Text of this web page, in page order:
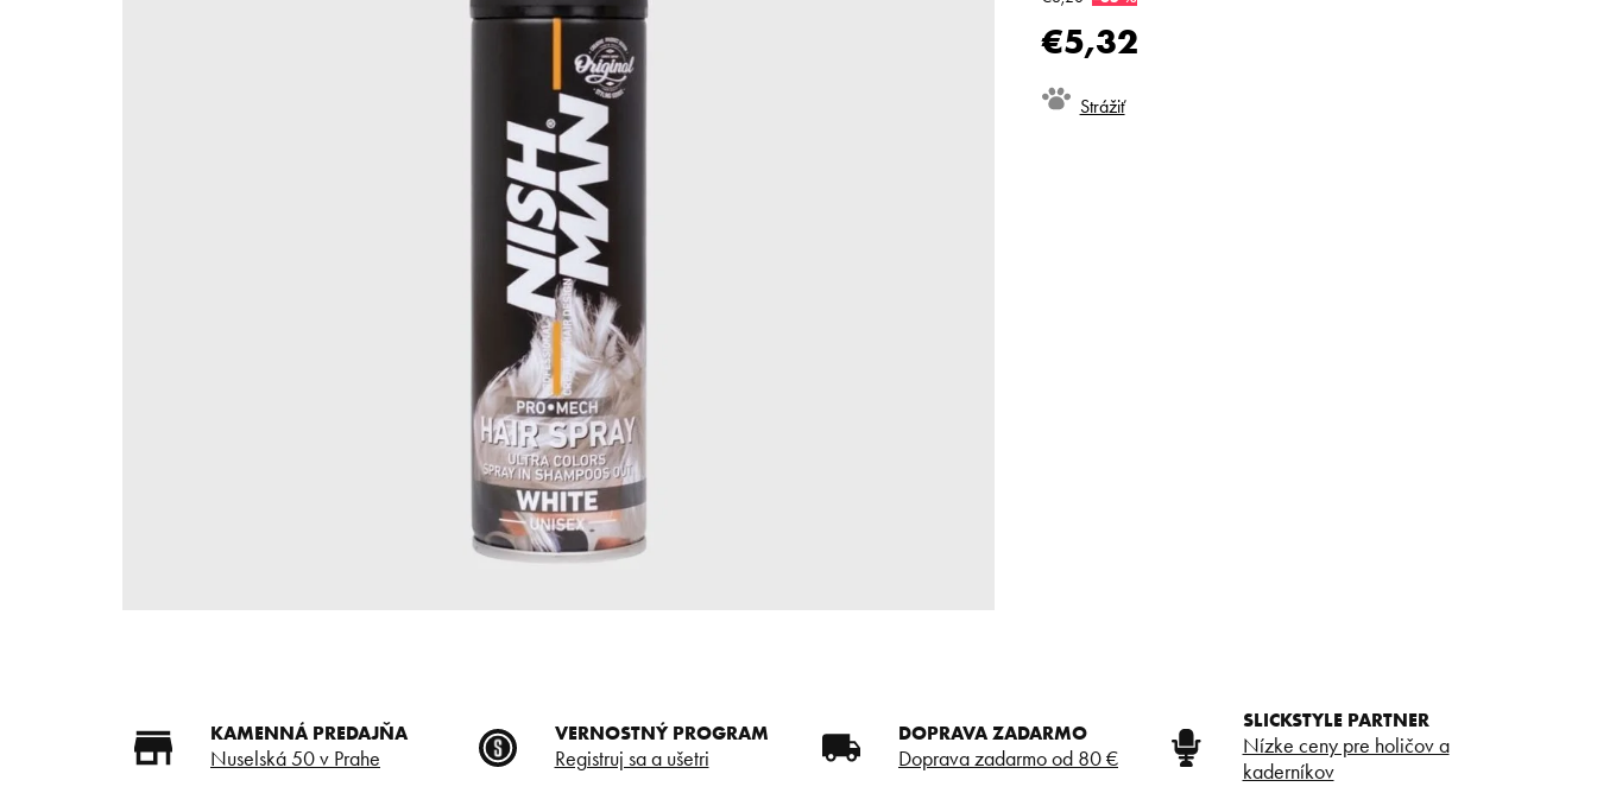
€5,32
Jednotková
cena:Strážiť
KAMENNÁ PREDAJŇA
Nuselská 50 v Prahe
VERNOSTNÝ PROGRAM
Registruj sa a ušetri
DOPRAVA ZADARMO
Doprava zadarmo od 80 €
SLICKSTYLE PARTNER
Nízke ceny pre holičov a
kaderníkov